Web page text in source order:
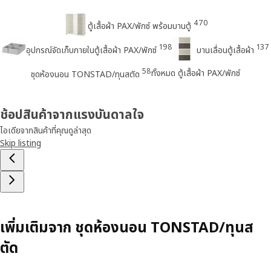
ตู้เสื้อผ้า PAX/พักซ์ พร้อมบานตู้ 470
อุปกรณ์จัดเก็บภายในตู้เสื้อผ้า PAX/พักซ์ 198 บานเลื่อนตู้เสื้อผ้า 137
ชุดห้องนอน TONSTAD/ทุนสตัด 58ทั้งหมด ตู้เสื้อผ้า PAX/พักซ์
ช้อปสินค้าจากแรงบันดาลใจ
ไอเดียจากสินค้าที่คุณดูล่าสุด
Skip listing
เพิ่มเติมจาก ชุดห้องนอน TONSTAD/ทุนส
ตัด